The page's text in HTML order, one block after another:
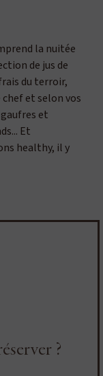
la nuitée
de jus de
du terroir,
et selon vos
et
Et
healthy, il y
?